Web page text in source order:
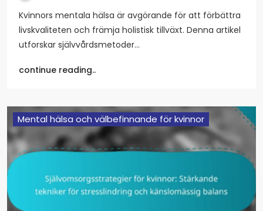
Kvinnors mentala hälsa är avgörande för att förbättra
livskvaliteten och främja holistisk tillväxt. Denna artikel
utforskar självvårdsmetoder…
continue reading..
Mental hälsa och välbefinnande för kvinnor